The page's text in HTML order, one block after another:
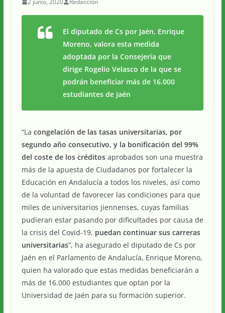
2 junio, 2020 Redacción
El diputado de Cs por Jaén, Enrique
Moreno, valora esta medida
adoptada por la Consejería que
dirige Rogelio Velasco de la que se
podrán beneficiar más de 16.000
estudiantes de Jaén
“La congelación de las tasas universitarias, por
segundo año consecutivo, y la bonificación del 99%
del coste de los créditosaprobados son una muestra
más de la apuesta de Ciudadanos por fortalecer la
Educación en Andalucía a todos los niveles, así como
de la voluntad de favorecer las condiciones para que
miles de universitarios jiennenses, cuyas familias
pudieran estar pasando por dificultades por causa de
la crisis del Covid-19, puedan continuar sus carreras
universitarias”, ha asegurado el diputado de Cs por
Jaén en el Parlamento de Andalucía, Enrique Moreno,
quien ha valorado que estas medidas beneficiarán a
más de 16.000 estudiantes que optan por la
Universidad de Jaén para su formación superior.